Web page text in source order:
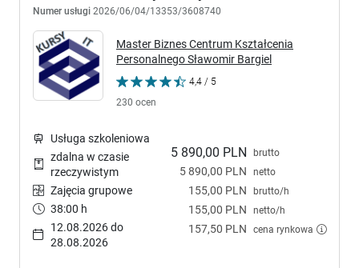
Numer usługi 2026/06/04/13353/3608740
Master Biznes Centrum Kształcenia
Personalnego Sławomir Bargiel
4,4 / 5
230 ocen
5 890,00 PLN brutto
5 890,00 PLN netto
155,00 PLN brutto/h
155,00 PLN netto/h
157,50 PLN cena rynkowa
Usługa szkoleniowa
zdalna w czasie
rzeczywistym
Zajęcia grupowe
38:00 h
12.08.2026 do
28.08.2026